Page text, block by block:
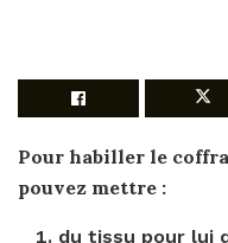
Pour habiller le
pouvez mettre :
du tissu pour lui